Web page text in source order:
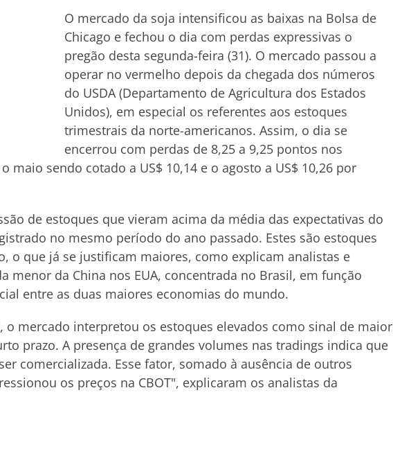
O mercado da soja intensificou as baixas na Bolsa de
Chicago e fechou o dia com perdas expressivas o
pregão desta segunda-feira (31). O mercado passou a
operar no vermelho depois da chegada dos números
do USDA (Departamento de Agricultura dos Estados
Unidos), em especial os referentes aos estoques
trimestrais da norte-americanos. Assim, o dia se
encerrou com perdas de 8,25 a 9,25 pontos nos
maio sendo cotado a US$ 10,14 e o agosto a US$ 10,26 por
de estoques que vieram acima da média das expectativas do
no mesmo período do ano passado. Estes são estoques
o que já se justificam maiores, como explicam analistas e
menor da China nos EUA, concentrada no Brasil, em função
entre as duas maiores economias do mundo.
o mercado interpretou os estoques elevados como sinal de maior
prazo. A presença de grandes volumes nas tradings indica que
comercializada. Esse fator, somado à ausência de outros
os preços na CBOT", explicaram os analistas da